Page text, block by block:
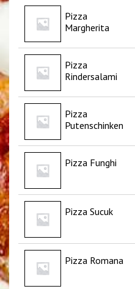
Pizza
Margherita
Pizza
Rindersalami
Pizza
Putenschinken
Pizza Funghi
Pizza Sucuk
Pizza Romana